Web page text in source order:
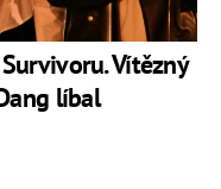
Vítězný
líbal